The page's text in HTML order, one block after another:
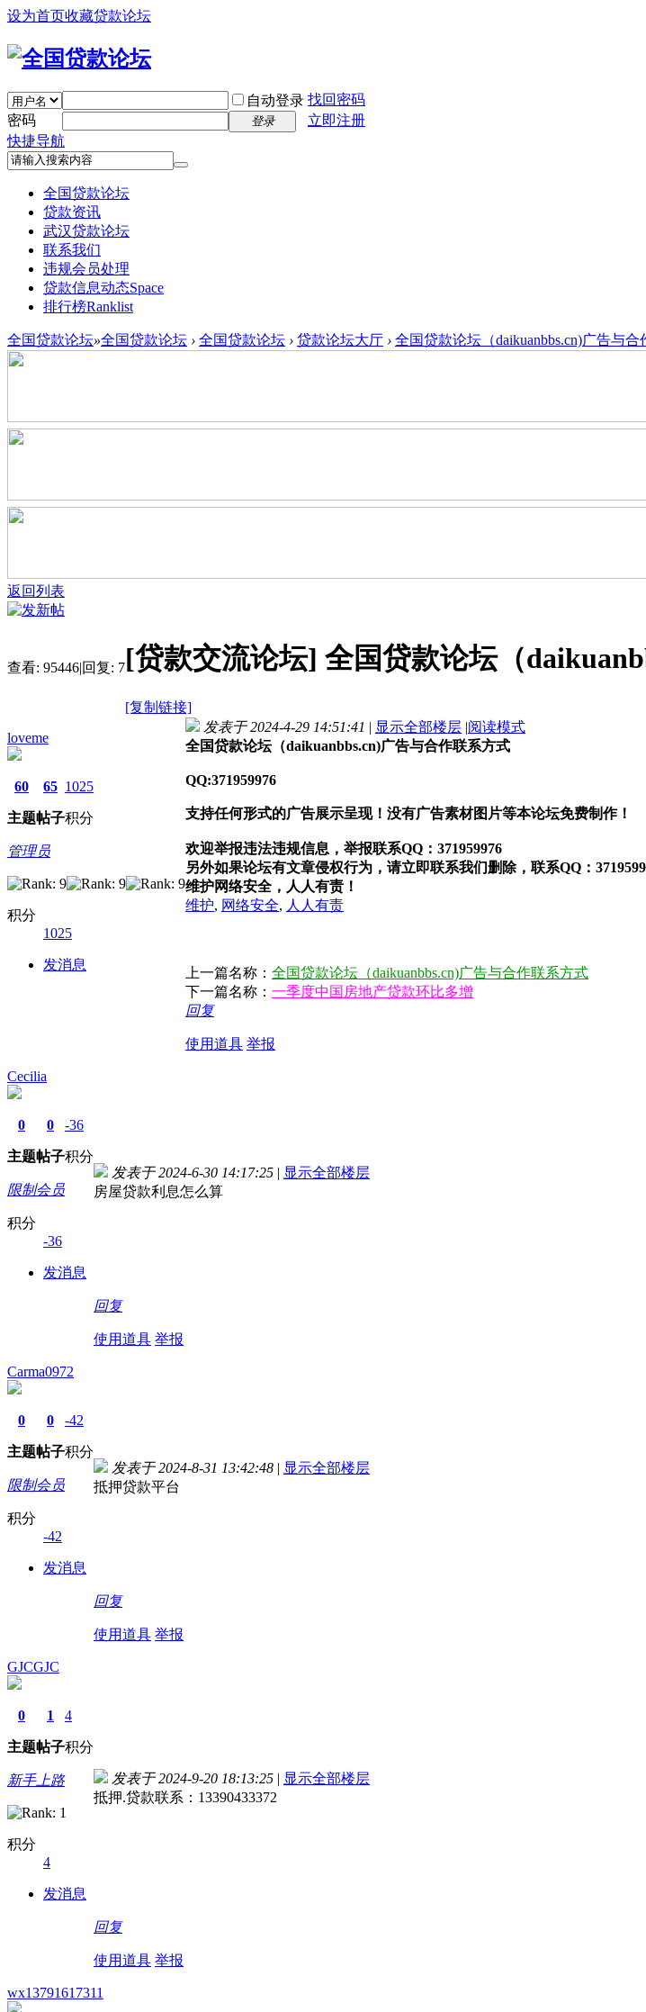
设为首页收藏贷款论坛
自动登录 找回密码
密码
登录
立即注册
快捷导航
全国贷款论坛
贷款资讯
武汉贷款论坛
联系我们
违规会员处理
贷款信息动态Space
排行榜Ranklist
全国贷款论坛»全国贷款论坛 › 全国贷款论坛 › 贷款论坛大厅 › 全国贷款论坛（daikuanbbs.cn)广告与合
返回列表
查看: 95446|回复: 7[贷款交流论坛] 全国贷款论坛（
[复制链接]
loveme
60
主题
65
帖子
1025
积分
管理员
积分
1025
发消息
发表于 2024-4-29 14:51:41 | 显示全部楼层 |阅读模式
全国贷款论坛（daikuanbbs.cn)广告与合作联系方式
QQ:371959976
支持任何形式的广告展示呈现！没有广告素材图片等本论坛免费制作！
欢迎举报违法违规信息，举报联系QQ：371959976
另外如果论坛有文章侵权行为，请立即联系我们删除，联系QQ：
维护网络安全，人人有责！
维护, 网络安全, 人人有责
上一篇名称： 全国贷款论坛（daikuanbbs.cn)广告与合作联系方式
下一篇名称： 一季度中国房地产贷款环比多增
回复
使用道具 举报
Cecilia
0
主题
0
帖子
-36
积分
限制会员
积分
-36
发消息
发表于 2024-6-30 14:17:25 | 显示全部楼层
房屋贷款利息怎么算
回复
使用道具 举报
Carma0972
0
主题
0
帖子
-42
积分
限制会员
积分
-42
发消息
发表于 2024-8-31 13:42:48 | 显示全部楼层
抵押贷款平台
回复
使用道具 举报
GJCGJC
0
主题
1
帖子
4
积分
新手上路
积分
4
发消息
发表于 2024-9-20 18:13:25 | 显示全部楼层
抵押.贷款联系：13390433372
回复
使用道具 举报
wx13791617311